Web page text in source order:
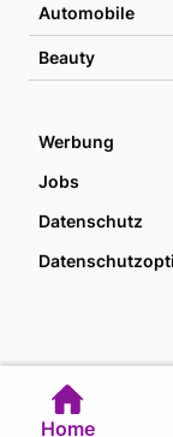
Automobile
Beauty
Werbung
Jobs
Datenschutz
Home